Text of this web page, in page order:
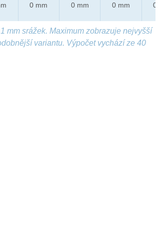
0 mm 0 mm 0 mm 0 mm
mm srážek. Maximum zobrazuje nejvyšší
variantu. Výpočet vychází ze 40